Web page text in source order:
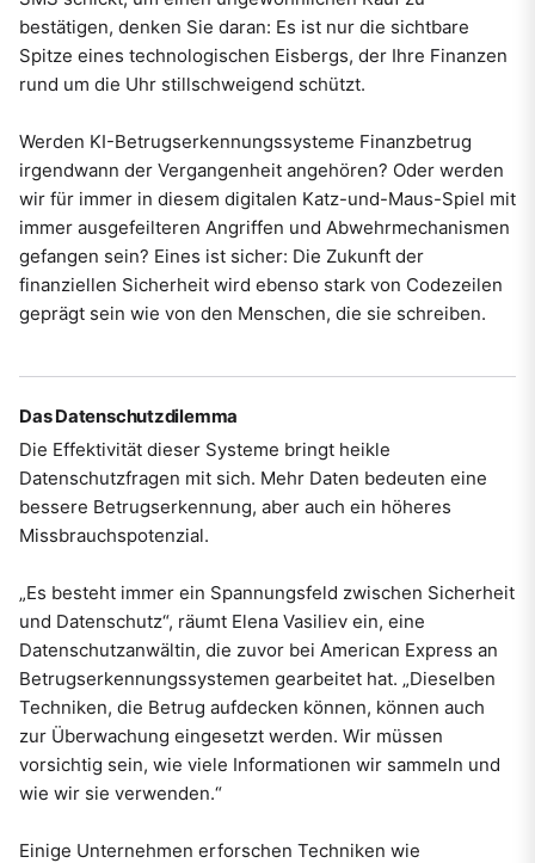
bestätigen, denken Sie daran: Es ist nur die sichtbare
Spitze eines technologischen Eisbergs, der Ihre Finanzen
rund um die Uhr stillschweigend schützt.
Werden KI-Betrugserkennungssysteme Finanzbetrug
irgendwann der Vergangenheit angehören? Oder werden
wir für immer in diesem digitalen Katz-und-Maus-Spiel mit
immer ausgefeilteren Angriffen und Abwehrmechanismen
gefangen sein? Eines ist sicher: Die Zukunft der
finanziellen Sicherheit wird ebenso stark von Codezeilen
geprägt sein wie von den Menschen, die sie schreiben.
Das Datenschutzdilemma
Die Effektivität dieser Systeme bringt heikle
Datenschutzfragen mit sich. Mehr Daten bedeuten eine
bessere Betrugserkennung, aber auch ein höheres
Missbrauchspotenzial.
„Es besteht immer ein Spannungsfeld zwischen Sicherheit
und Datenschutz“, räumt Elena Vasiliev ein, eine
Datenschutzanwältin, die zuvor bei American Express an
Betrugserkennungssystemen gearbeitet hat. „Dieselben
Techniken, die Betrug aufdecken können, können auch
zur Überwachung eingesetzt werden. Wir müssen
vorsichtig sein, wie viele Informationen wir sammeln und
wie wir sie verwenden.“
Einige Unternehmen erforschen Techniken wie